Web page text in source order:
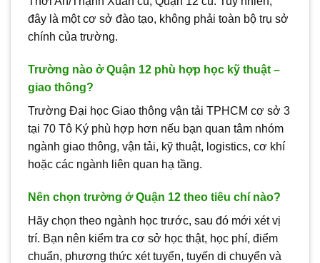
đây là một cơ sở đào tạo, không phải toàn bộ trụ sở
chính của trường.
Trường nào ở Quận 12 phù hợp học kỹ thuật –
giao thông?
Trường Đại học Giao thông vận tải TPHCM cơ sở 3
tại 70 Tô Ký phù hợp hơn nếu bạn quan tâm nhóm
ngành giao thông, vận tải, kỹ thuật, logistics, cơ khí
hoặc các ngành liên quan hạ tầng.
Nên chọn trường ở Quận 12 theo tiêu chí nào?
Hãy chọn theo ngành học trước, sau đó mới xét vị
trí. Bạn nên kiểm tra cơ sở học thật, học phí, điểm
chuẩn, phương thức xét tuyển, tuyến di chuyển và